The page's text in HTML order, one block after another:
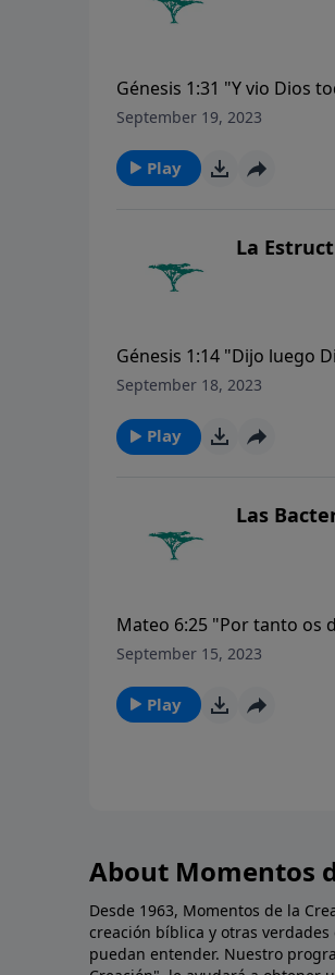
Génesis 1:31 "Y vio Dios
del sexto día".
September 19, 2023
Play
La
Génesis 1:14 "Dijo luego
noche, que sirvan de
September 18, 2023
Play
Las
Mateo 6:25 "Por tanto os
beber; ni por vuestro
September 15, 2023
Play
About Momentos
Desde 1963, Momentos de la
creación bíblica y otras
puedan entender. Nuestro